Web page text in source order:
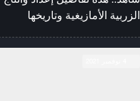
الزربية الأمازيغية وتاريخها